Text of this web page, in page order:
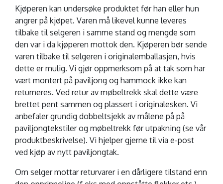
Kjøperen kan undersøke produktet før han eller hun
angrer på kjøpet. Varen må likevel kunne leveres
tilbake til selgeren i samme stand og mengde som
den var i da kjøperen mottok den. Kjøperen bør sende
varen tilbake til selgeren i originalemballasjen, hvis
dette er mulig. Vi gjør oppmerksom på at tak som har
vært montert på paviljong og hammock ikke kan
returneres. Ved retur av møbeltrekk skal dette være
brettet pent sammen og plassert i originalesken. Vi
anbefaler grundig dobbeltsjekk av målene på på
paviljongtekstiler og møbeltrekk før utpakning (se vår
produktbeskrivelse). Vi hjelper gjerne til via e-post
ved kjøp av nytt paviljongtak.
Om selger mottar returvarer i en dårligere tilstand enn